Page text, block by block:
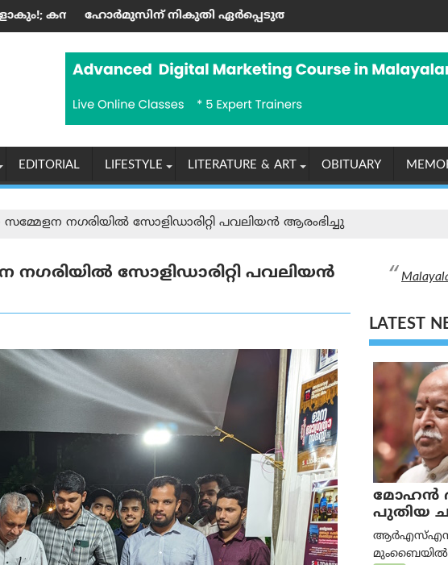
ചര്‍ച്ചയ്ക്ക് വഴിയൊരുക്കി
സാധ്യതയുള്ളതായി ഐഎംഡി മുന്നറിയിപ്പ്
നികുതി ഏർപ്പെടുത്താനുള്ള ഇറാന്റെ പുതിയ പദ്ധതി ലോകത്തെ
Test
EDITORIAL LIFESTYLE LITERATURE & ART OBITUARY
നഗരിയിൽ സോളിഡാരിറ്റി പവലിയൻ ആരംഭിച്ചു
സോളിഡാരിറ്റി പവലിയൻ
LATEST
മോഹൻ
പുതിയ
ആർ‌എസ്‌എസ്
മുംബൈയിൽ